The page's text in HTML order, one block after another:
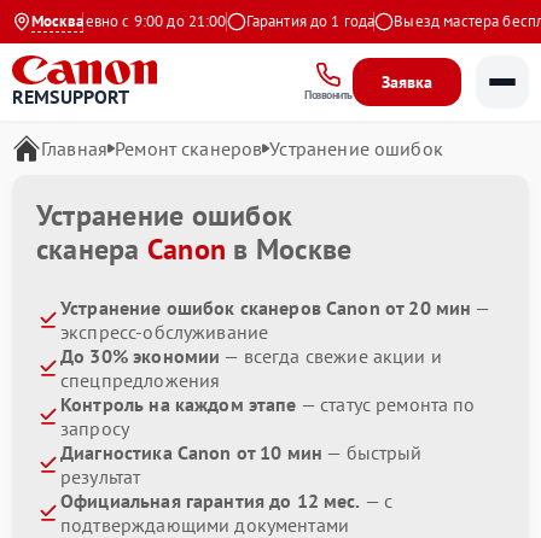
Москва
Ежедневно с 9:00 до 21:00 Гарантия до 1 года Выезд мастера
REMSUPPORT Позвонить
Заявка
Главная Ремонт сканеров Устранение ошибок
Устранение ошибок
сканера Canon в Москве
Устранение ошибок сканеров Canon от 20 мин —
экспресс-обслуживание
До 30% экономии — всегда свежие акции и
спецпредложения
Контроль на каждом этапе — статус ремонта по
запросу
Диагностика Canon от 10 мин — быстрый
результат
Официальная гарантия до 12 мес. — с
подтверждающими документами